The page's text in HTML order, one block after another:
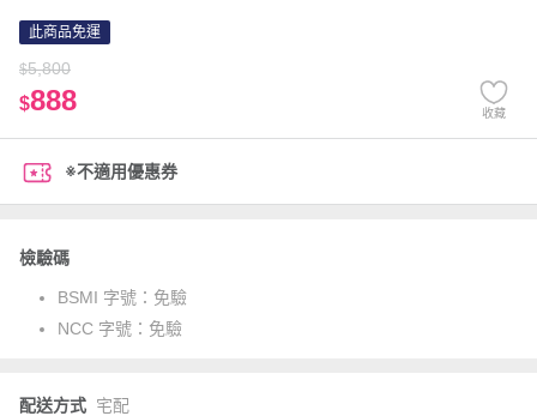
此商品免運
$5,800
$888 收藏
※不適用優惠券
檢驗碼
BSMI 字號： 免驗
NCC 字號： 免驗
配送方式 宅配